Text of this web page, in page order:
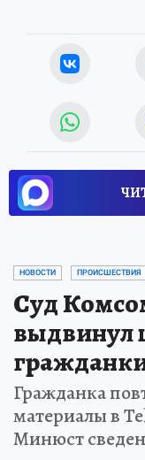
НОВОСТИ ПРОИСШЕСТВИЯ
Суд
выдвинул
Гражданка
материалы в
Минюст